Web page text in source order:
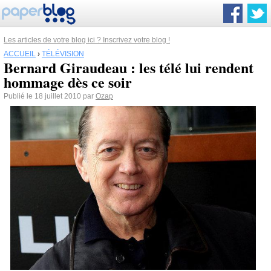
Les articles de votre blog ici ? Inscrivez votre blog !
ACCUEIL › TÉLÉVISION
Bernard Giraudeau : les télé lui rendent
hommage dès ce soir
Publié le 18 juillet 2010 par Ozap